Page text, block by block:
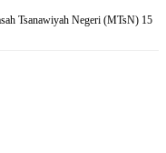
Tsanawiyah Negeri (MTsN) 15